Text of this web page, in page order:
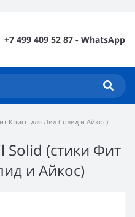
+7 499 409 52 87 - WhatsApp
Крисп для Лил Солид и Айкос)
Solid (стики Фит
и Айкос)